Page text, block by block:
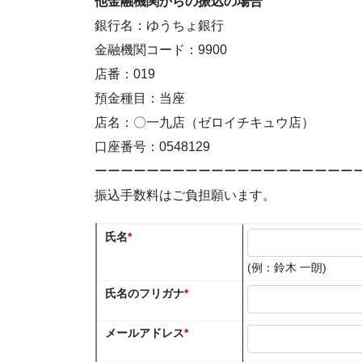
銀行名：ゆうちょ銀行
金融機関コード：9900
店番：019
預金種目：当座
店名：〇一九店（ゼロイチキュウ店）
口座番号：0548129
ーーーーーーーーーーーーーーーーーーーー
振込手数料はご負担願います。
氏名*
(例：鈴木 一朗)
氏名のフリガナ*
メールアドレス*